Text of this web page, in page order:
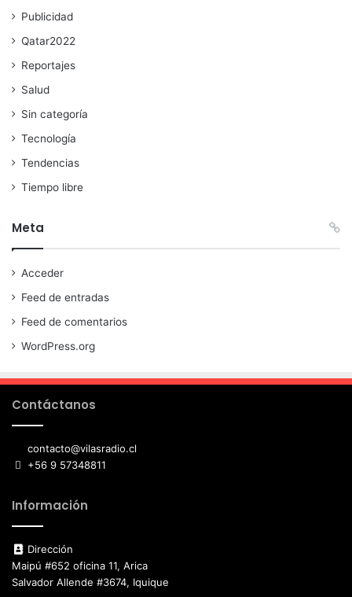
Publicidad
Qatar2022
Reportajes
Salud
Sin categoría
Tecnología
Tendencias
Tiempo libre
Meta
Acceder
Feed de entradas
Feed de comentarios
WordPress.org
Contáctanos
contacto@vilasradio.cl
+56 9 57348811
Información
Dirección
Maipú #652 oficina 11, Arica
Salvador Allende #3674, Iquique